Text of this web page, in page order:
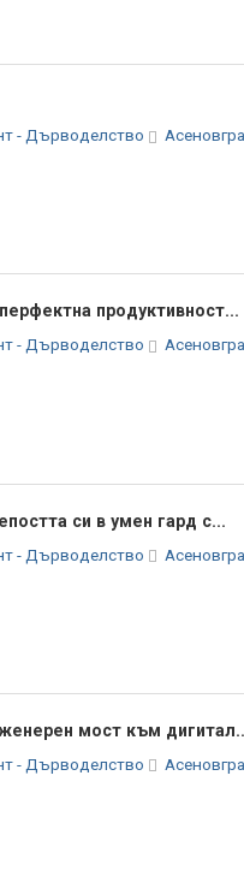
- Дърводелство
продуктивност...
- Дърводелство
си в умен гард с...
- Дърводелство
мост към
- Дърводелство